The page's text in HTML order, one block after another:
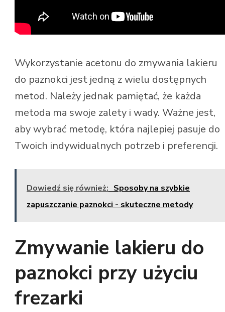
Wykorzystanie acetonu do zmywania lakieru
do paznokci jest jedną z wielu dostępnych
metod. Należy jednak pamiętać, że każda
metoda ma swoje zalety i wady. Ważne jest,
aby wybrać metodę, która najlepiej pasuje do
Twoich indywidualnych potrzeb i preferencji.
Dowiedź się również: Sposoby na szybkie
zapuszczanie paznokci - skuteczne metody
Zmywanie lakieru do
paznokci przy użyciu
frezarki